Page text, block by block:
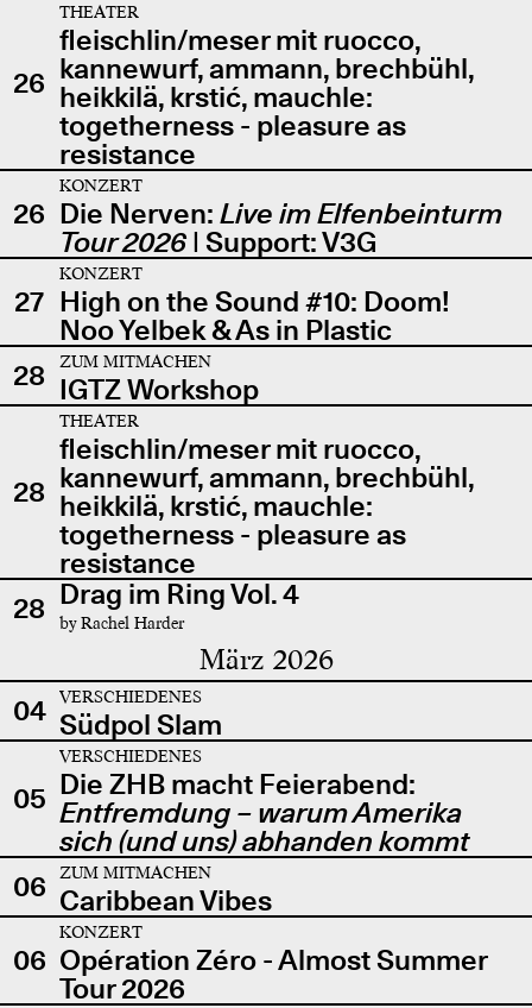
26
THEATER
fleischlin/meser mit ruocco,
kannewurf, ammann, brechbühl,
heikkilä, krstić, mauchle:
togetherness - pleasure as
resistance
26
KONZERT
Die Nerven: Live im Elfenbeinturm
Tour 2026| Support: V3G
27
KONZERT
High on the Sound #10: Doom!
Noo Yelbek & As in Plastic
28
ZUM MITMACHEN
IGTZ Workshop
28
THEATER
fleischlin/meser mit ruocco,
kannewurf, ammann, brechbühl,
heikkilä, krstić, mauchle:
togetherness - pleasure as
resistance
28 Drag im Ring Vol. 4
by Rachel Harder
März 2026
04 VERSCHIEDENES
Südpol Slam
05
VERSCHIEDENES
Die ZHB macht Feierabend:
Entfremdung – warum Amerika
sich (und uns) abhanden kommt
06
ZUM MITMACHEN
Caribbean Vibes
06
KONZERT
Opération Zéro - Almost Summer
Tour 2026